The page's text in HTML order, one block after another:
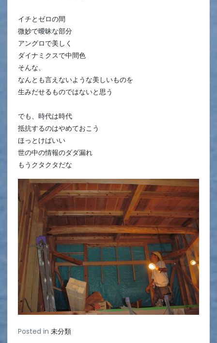
イチとゼロの間
微妙で曖昧な部分
アングロで美しく
ダイナミクスで中間色
そんな、
なんとも言えないような美しいものを
生みだせるものではないと思う
でも、時代は時代
抵抗するのはやめておこう
ほっとけばいい
世の中の情報のダダ漏れ
もうクタクタだな
Posted in 未分類